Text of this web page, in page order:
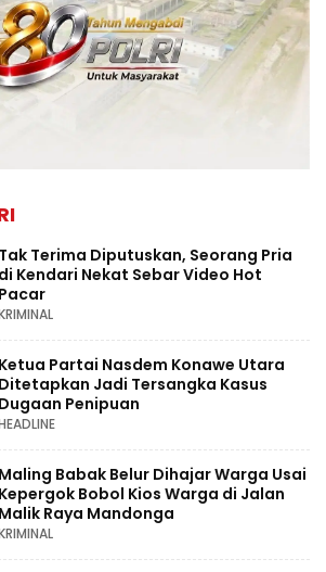
Tak Terima Diputuskan, Seorang Pria
di Kendari Nekat Sebar Video Hot
Pacar
Ketua Partai Nasdem Konawe Utara
Ditetapkan Jadi Tersangka Kasus
Dugaan Penipuan
Maling Babak Belur Dihajar Warga Usai
Kepergok Bobol Kios Warga di Jalan
Malik Raya Mandonga